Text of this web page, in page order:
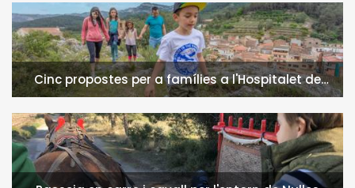
Cinc propostes per a famílies a l'Hospitalet de
l'Infant i la Vall de Llors